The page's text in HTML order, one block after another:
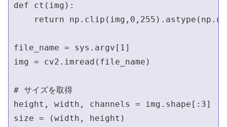
def ct(img):
return
file_name = sys.argv[1]
img = cv2.imread(file_name)
# サイズを取得
height, width, channels = img.shape[:3]
size = (width, height)